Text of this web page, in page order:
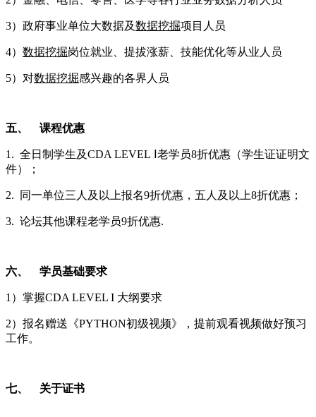
3）政府事业单位大数据及数据挖掘项目人员
4） 数据挖掘岗位就业、提拔涨薪、技能优化等从业人员
5）对数据挖掘感兴趣的各界人员
五、 课程优惠
1. 全日制学生及CDA LEVEL Ⅰ老学员8折优惠（学生证证明文
件）；
2. 同一单位三人及以上报名9折优惠，五人及以上8折优惠；
3. 论坛其他课程老学员9折优惠.
六、 学员基础要求
1）掌握CDA LEVEL I 大纲要求
2）报名赠送《PYTHON初级视频》，提前观看视频做好预习
工作。
七、 关于证书